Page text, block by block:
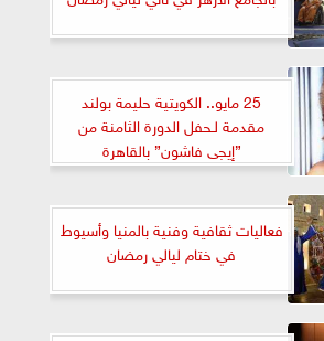
25 مايو.. الكويتية حليمة بولند
مقدمة لـحفل الدورة الثامنة من
”إيجى فاشون” بالقاهرة
فعاليات ثقافية وفنية بالمنيا وأسيوط
في ختام ليالي رمضان